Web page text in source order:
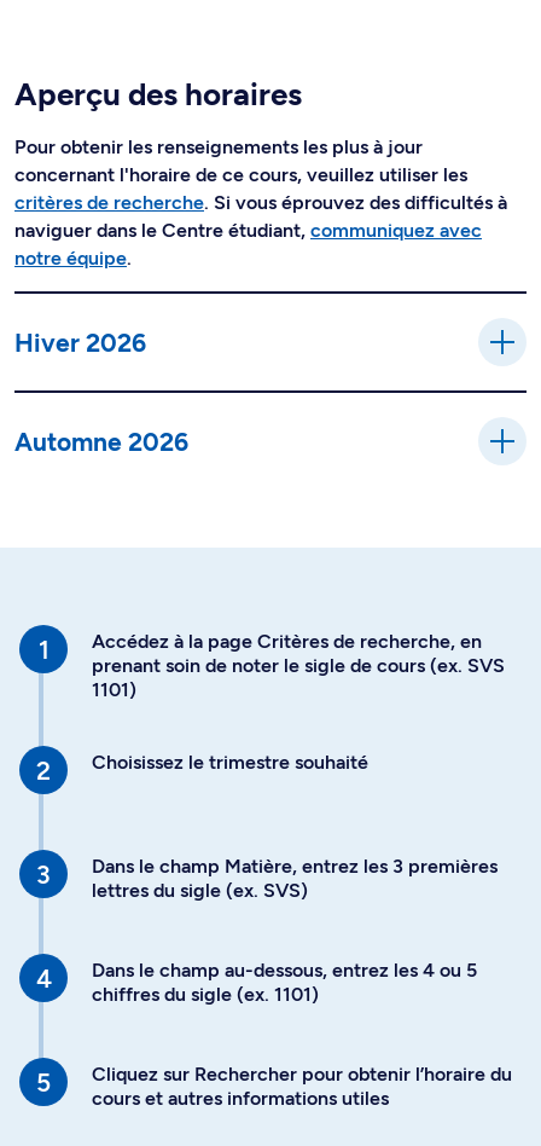
Aperçu des horaires
Pour obtenir les renseignements les plus à jour
concernant l'horaire de ce cours, veuillez utiliser les
critères de recherche. Si vous éprouvez des difficultés à
naviguer dans le Centre étudiant, communiquez avec
notre équipe.
Hiver 2026
Automne 2026
Accédez à la page Critères de recherche, en
prenant soin de noter le sigle de cours (ex. SVS
1101)
Choisissez le trimestre souhaité
Dans le champ Matière, entrez les 3 premières
lettres du sigle (ex. SVS)
Dans le champ au-dessous, entrez les 4 ou 5
chiffres du sigle (ex. 1101)
Cliquez sur Rechercher pour obtenir l’horaire du
cours et autres informations utiles